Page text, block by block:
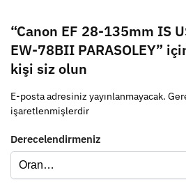
“Canon EF 28-135mm IS
EW-78BII PARASOLEY”
kişi siz olun
E-posta adresiniz yayınlanmayacak.
işaretlenmişlerdir
Derecelendirmeniz